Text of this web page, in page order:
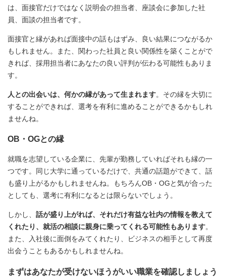
は、面接官だけではなく説明会の担当者、座談会に参加した社
員、面談の担当者です。
面接官と縁があれば面接中の話もはずみ、良い結果につながるか
もしれません。また、関わった社員と良い関係性を築くことがで
きれば、採用担当者にあなたの良い評判が伝わる可能性もありま
す。
人との出会いは、何かの縁があって生まれます。その縁を大切に
することができれば、選考を有利に進めることができるかもしれ
ませんね。
OB・OGとの縁
就職を志望している企業に、先輩が勤務していればそれも縁の一
つです。同じ大学に通っているだけで、共通の話題ができて、話
も盛り上がるかもしれませんね。もちろんOB・OGと気が合った
としても、選考に有利になるとは限らないでしょう。
しかし、 話が盛り上がれば、それだけ有益な社内の情報を教えて
くれたり、就活の相談に親身に乗ってくれる可能性もあります。
また、入社後に面倒をみてくれたり、ビジネスの相手として再度
出会うこともあるかもしれませんね。
まずはあなたが受けないほうがいい職業を確認しましょう